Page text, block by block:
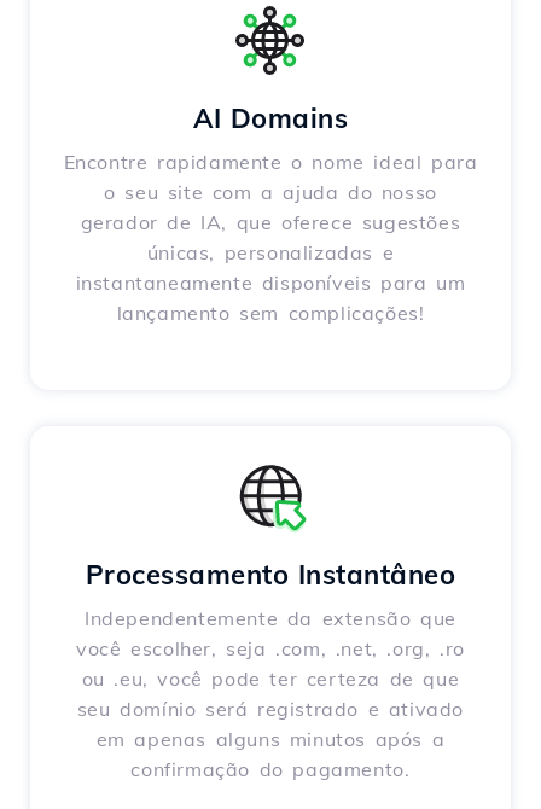
AI Domains
Encontre rapidamente o nome ideal para
o seu site com a ajuda do nosso
gerador de IA, que oferece sugestões
únicas, personalizadas e
instantaneamente disponíveis para um
lançamento sem complicações!
Processamento Instantâneo
Independentemente da extensão que
você escolher, seja .com, .net, .org, .ro
ou .eu, você pode ter certeza de que
seu domínio será registrado e ativado
em apenas alguns minutos após a
confirmação do pagamento.